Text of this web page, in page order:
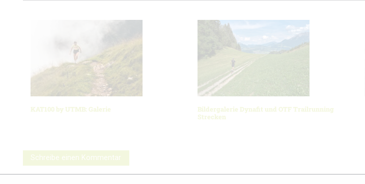
KAT100 by UTMB: Galerie
Bildergalerie Dynafit und OTF Trailrunning
Strecken
Schreibe einen Kommentar